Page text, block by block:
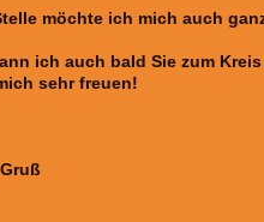
möchte ich mich auch
ich auch bald Sie zum
sehr freuen!